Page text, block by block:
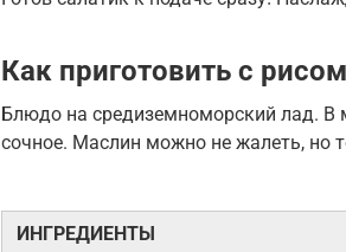
Как приготовить с
Блюдо на средиземноморский лад. В
сочное. Маслин можно не жалеть, но
ИНГРЕДИЕНТЫ